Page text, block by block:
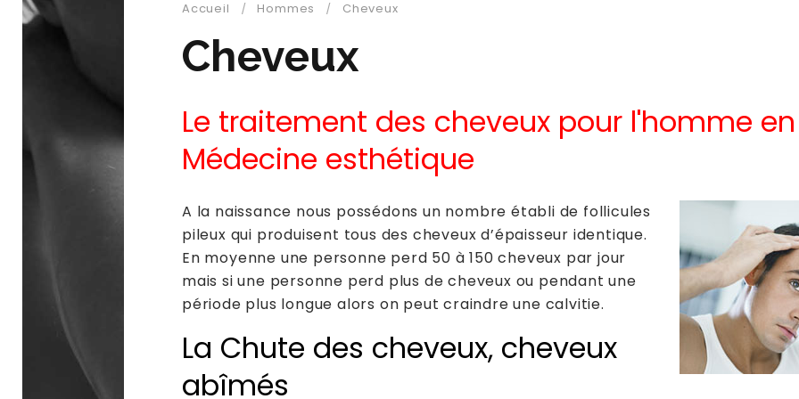
Rougeurs/Couperose
Nez- Profiloplastie
Front
Tempes
Accueil Hommes Cheveux
Cheveux
Le traitement des cheveux pour l'homme en
Médecine esthétique
A la naissance nous possédons un nombre établi de follicules
pileux qui produisent tous des cheveux d’épaisseur identique.
En moyenne une personne perd 50 à 150 cheveux par jour
mais si une personne perd plus de cheveux ou pendant une
période plus longue alors on peut craindre une calvitie.
La Chute des cheveux, cheveux
abîmés